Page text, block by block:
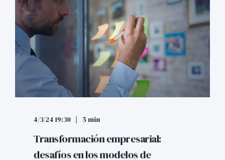
4/3/24 19:30 5 min
Transformación empresarial:
desafíos en los modelos de